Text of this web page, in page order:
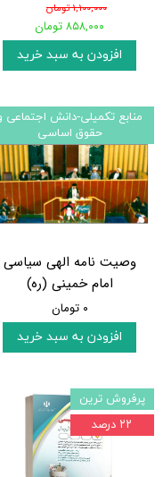
۱,۱۰۰,۰۰۰ تومان
۸۵۸,۰۰۰ تومان
افزودن به سبد خرید
وصیت نامه الهی سیاسی
امام خمینی (ره)
۰ تومان
افزودن به سبد خرید
منابع تکمیلی-دانش اجتماعی
حقوق اساسی
پرفروش ترین
۲۲ درصد